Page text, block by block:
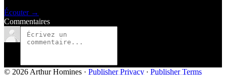
Écouter →
Commentaires
© 2026 Arthur Homines · Publisher Privacy ∙ Publisher Terms